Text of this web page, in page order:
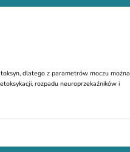
dlatego z parametrów moczu można
rozpadu neuroprzekaźników i